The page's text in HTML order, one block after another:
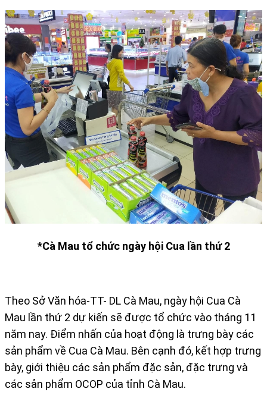
*Cà Mau tổ chức ngày hội Cua lần thứ 2
Theo Sở Văn hóa-TT- DL Cà Mau, ngày hội Cua Cà
Mau lần thứ 2 dự kiến sẽ được tổ chức vào tháng 11
năm nay. Điểm nhấn của hoạt động là trưng bày các
sản phẩm về Cua Cà Mau. Bên cạnh đó, kết hợp trưng
bày, giới thiệu các sản phẩm đặc sản, đặc trưng và
các sản phẩm OCOP của tỉnh Cà Mau.